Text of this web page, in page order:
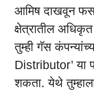
आमिष दाखवून
क्षेत्रातील
तुम्ही गॅस
Distributor’ या
शकता. येथे